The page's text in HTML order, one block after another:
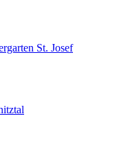
St. Josef